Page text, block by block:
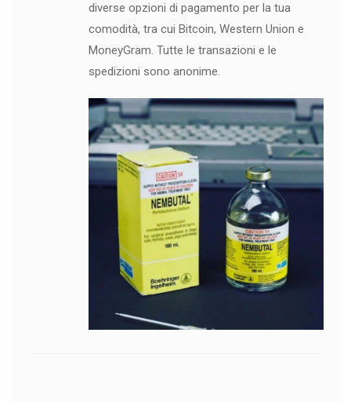
diverse opzioni di pagamento per la tua
comodità, tra cui Bitcoin, Western Union e
MoneyGram. Tutte le transazioni e le
spedizioni sono anonime.